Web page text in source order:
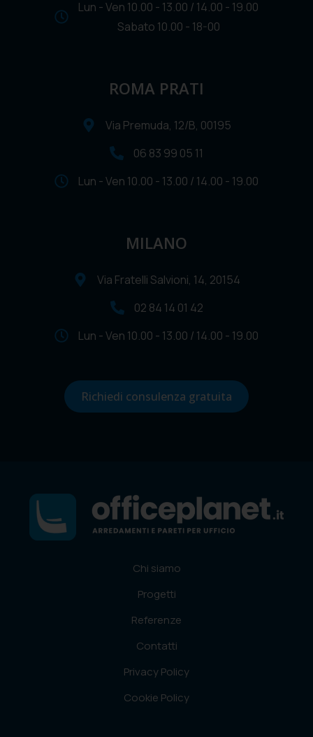
Lun - Ven 10.00 - 13.00 / 14.00 - 19.00
Sabato 10.00 - 18-00
ROMA PRATI
Via Premuda, 12/B, 00195
06 83 99 05 11
Lun - Ven 10.00 - 13.00 / 14.00 - 19.00
MILANO
Via Fratelli Salvioni, 14, 20154
02 84 14 01 42
Lun - Ven 10.00 - 13.00 / 14.00 - 19.00
Richiedi consulenza gratuita
Chi siamo
Progetti
Referenze
Contatti
Privacy Policy
Cookie Policy